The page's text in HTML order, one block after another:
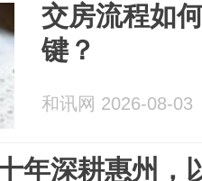
交房流程如
键？
和讯网 2026-08-03
年深耕惠州，